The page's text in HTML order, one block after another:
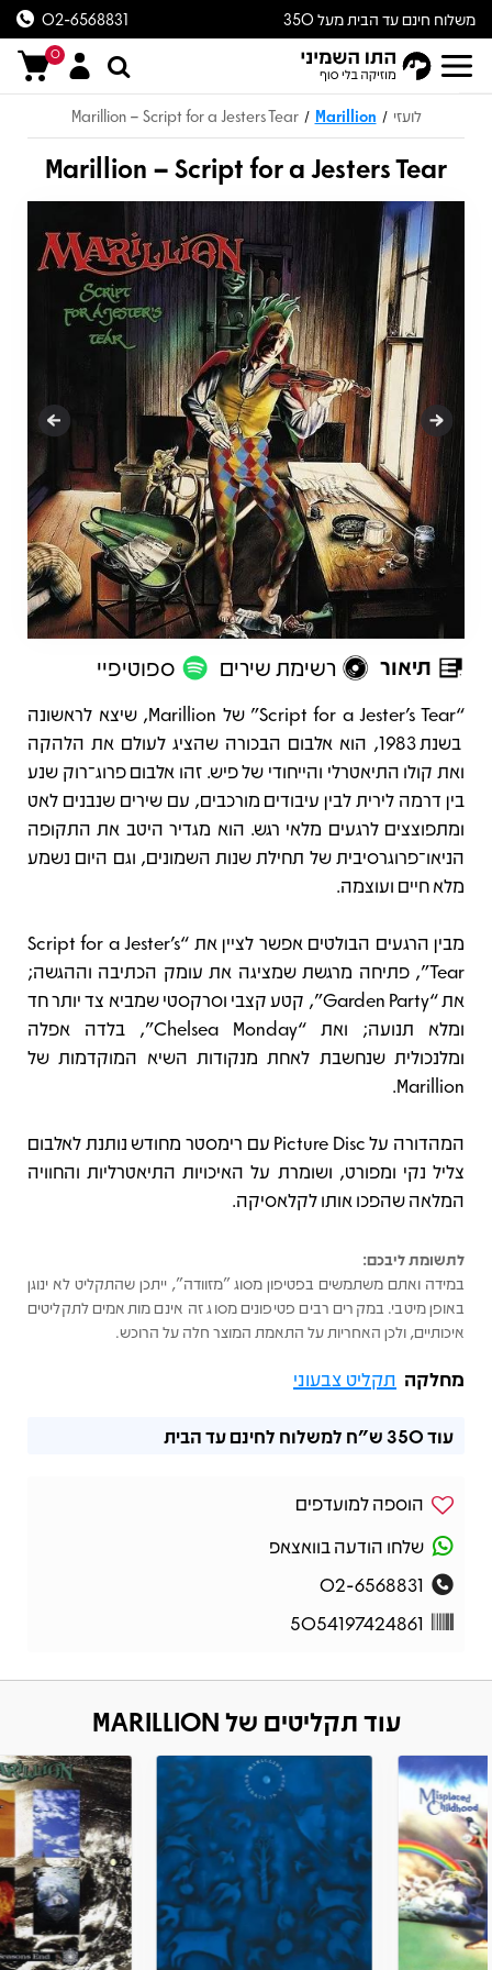
משלוח חינם עד הבית מעל 350
ש״ח
02-6568831
0
לועזי /
Marillion
/
Marillion – Script for a Jesters Tear
Marillion – Script for a Jesters Tear
תיאור רשימת שירים ספוטיפיי
תיאור
“Script for a Jester’s Tear” של Marillion, שיצא לראשונה
בשנת 1983, הוא אלבום הבכורה שהציג לעולם את הלהקה
ואת קולו התיאטרלי והייחודי של פיש. זהו אלבום פרוג־רוק שנע
בין דרמה לירית לבין עיבודים מורכבים, עם שירים שנבנים לאט
ומתפוצצים לרגעים מלאי רגש. הוא מגדיר היטב את התקופה
הניאו־פרוגרסיבית של תחילת שנות השמונים, וגם היום נשמע
מלא חיים ועוצמה.
מבין הרגעים הבולטים אפשר לציין את “Script for a Jester’s
Tear”, פתיחה מרגשת שמציגה את עומק הכתיבה וההגשה;
את “Garden Party”, קטע קצבי וסרקסטי שמביא צד יותר חד
ומלא תנועה; ואת “Chelsea Monday”, בלדה אפלה
ומלנכולית שנחשבת לאחת מנקודות השיא המוקדמות של
Marillion.
המהדורה על Picture Disc עם רימסטר מחודש נותנת לאלבום
צליל נקי ומפורט, ושומרת על האיכויות התיאטרליות והחוויה
המלאה שהפכו אותו לקלאסיקה.
לתשומת ליבכם:
במידה ואתם משתמשים בפטיפון מסוג "מזוודה", ייתכן שהתקליט לא ינוגן
באופן מיטבי. במקרים רבים פטיפונים מסוג זה אינם מותאמים לתקליטים
איכותיים, ולכן האחריות על התאמת המוצר חלה על הרוכש.
מחלקה תקליט צבעוני
עוד350 ש"ח למשלוח לחינם עד הבית
הוספה למועדפים
שלחו הודעה בוואצאפ
02-6568831
5054197424861
עוד תקליטים של MARILLION